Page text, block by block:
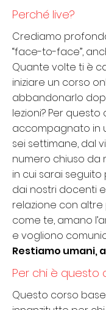
Perché live?
Crediamo
“face-to-face”,
Quante volte ti è
iniziare un corso
abbandonarlo
lezioni? Per
accompagnato in
sei settimane, dal
numero chiuso da
in cui sarai
dai nostri docenti
relazione con
come te, amano
e vogliono
Restiamo umani,
Per chi è questo
Questo corso